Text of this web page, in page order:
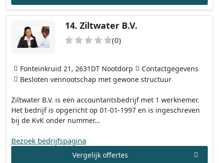
14. Ziltwater B.V.
(0)
Ziltwater B.V. is een accountantsbedrijf met 1 werknemer.
Het bedrijf is opgericht op 01-01-1997 en is ingeschreven
bij de KvK onder nummer…
Fonteinkruid 21, 2631DT Nootdorp
Contactgegevens
Besloten vennootschap met gewone structuur
Bezoek bedrijfspagina
Vergelijk offertes